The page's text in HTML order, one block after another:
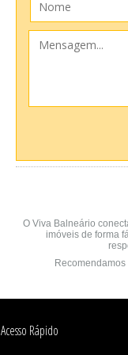
O Viva Balneário
imóveis de forma
Acesso Rápido